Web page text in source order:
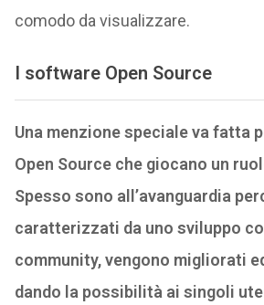
comodo da visualizzare.
I software Open Source
Una menzione speciale va fatta
Open Source che giocano un
Spesso sono all’avanguardia
caratterizzati da uno sviluppo
community, vengono migliorati
dando la possibilità ai singoli